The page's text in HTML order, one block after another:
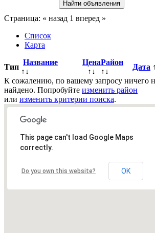
Страница: « назад 1 вперед »
Список
Карта
Тип
Название
↑↓
Цена
↑↓
Район
↑↓
Дата
К сожалению, по вашему запросу ничего
найдено. Попробуйте изменить район
или изменить критерии поиска.
This page can't load Google Maps
correctly.
Do you own this website? OK
Всего 0 объявлений.
Страница: « назад 1 вперед »
Все рубрики
Подать объявление |
объявления|
Недвижимость Киева и области
Запрос выполняется. Пожалуйта,
Киев.